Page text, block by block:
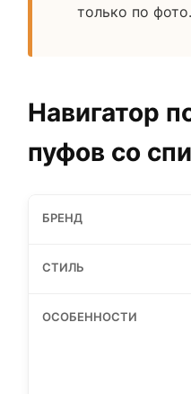
только по фото.
Навигатор
пуфов со